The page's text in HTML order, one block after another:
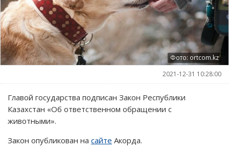
Фото: ortcom.kz
2021-12-31 10:28:00
Главой государства подписан Закон Республики
Казахстан «Об ответственном обращении с
животными».
Закон опубликован на сайте Акорда.